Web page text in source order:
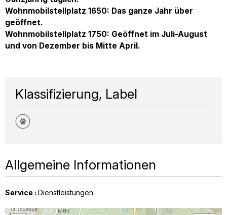
Wohnmobilstellplatz 1650: Das ganze Jahr über
geöffnet.
Wohnmobilstellplatz 1750: Geöffnet im Juli-August
und von Dezember bis Mitte April.
Klassifizierung, Label
Allgemeine Informationen
Service : Dienstleistungen